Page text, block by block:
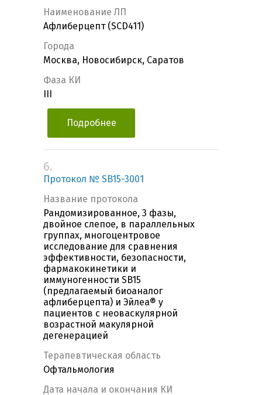
Наименование ЛП
Афлиберцепт (SCD411)
Города
Москва, Новосибирск, Саратов
Фаза КИ
Подробнее
6.
Протокол № SB15-3001
Название протокола
Рандомизированное, 3 фазы,
двойное слепое, в параллельных
группах, многоцентровое
исследование для сравнения
эффективности, безопасности,
фармакокинетики и
иммуногенности SB15
(предлагаемый биоаналог
афлиберцепта) и Эйлеа® у
пациентов с неоваскулярной
возрастной макулярной
дегенерацией
Терапевтическая область
Офтальмология
Дата начала и окончания КИ